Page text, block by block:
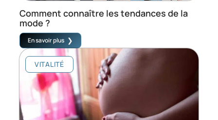
Comment connaître les tendances de la
mode ?
En savoir plus
VITALITÉ